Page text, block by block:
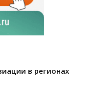
в регионах